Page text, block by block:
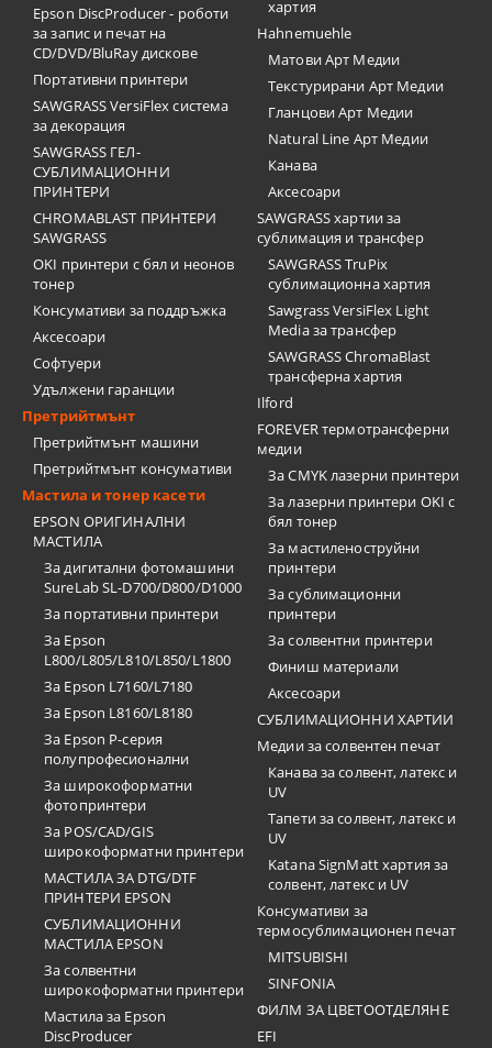
Epson DiscProducer - роботи
за запис и печат на
CD/DVD/BluRay дискове
Портативни принтери
SAWGRASS VersiFlex система
за декорация
SAWGRASS ГЕЛ-
СУБЛИМАЦИОННИ
ПРИНТЕРИ
CHROMABLAST ПРИНТЕРИ
SAWGRASS
OKI принтери с бял и неонов
тонер
Консумативи за поддръжка
Аксесоари
Софтуери
Удължени гаранции
Претрийтмънт
Претрийтмънт машини
Претрийтмънт консумативи
Мастила и тонер касети
EPSON ОРИГИНАЛНИ
МАСТИЛА
За дигитални фотомашини
SureLab SL-D700/D800/D1000
За портативни принтери
За Epson
L800/L805/L810/L850/L1800
За Epson L7160/L7180
За Epson L8160/L8180
За Epson P-серия
полупрофесионални
За широкоформатни
фотопринтери
За POS/CAD/GIS
широкоформатни принтери
МАСТИЛА ЗА DTG/DTF
ПРИНТЕРИ EPSON
СУБЛИМАЦИОННИ
МАСТИЛА EPSON
За солвентни
широкоформатни принтери
Мастила за Epson
DiscProducer
хартия
Hahnemuehle
Матови Арт Медии
Текстурирани Арт Медии
Гланцови Арт Медии
Natural Line Арт Медии
Канава
Аксесоари
SAWGRASS хартии за
сублимация и трансфер
SAWGRASS TruPix
сублимационна хартия
Sawgrass VersiFlex Light
Media за трансфер
SAWGRASS ChromaBlast
трансферна хартия
Ilford
FOREVER термотрансферни
медии
За CMYK лазерни принтери
За лазерни принтери OKI с
бял тонер
За мастиленоструйни
принтери
За сублимационни
принтери
За солвентни принтери
Финиш материали
Аксесоари
СУБЛИМАЦИОННИ ХАРТИИ
Медии за солвентен печат
Канава за солвент, латекс и
UV
Тапети за солвент, латекс и
UV
Katana SignMatt хартия за
солвент, латекс и UV
Консумативи за
термосублимационен печат
MITSUBISHI
SINFONIA
ФИЛМ ЗА ЦВЕТООТДЕЛЯНЕ
EFI